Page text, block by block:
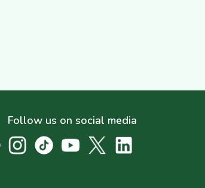
Follow us on social media